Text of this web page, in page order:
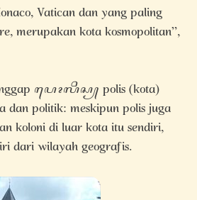
Vatican dan yang paling
merupakan kota kosmopolitan”,
ꦥꦺꦴꦭꦶꦱ꧀ polis (kota)
dan politik: meskipun polis juga
koloni di luar kota itu sendiri,
dari wilayah geografis.